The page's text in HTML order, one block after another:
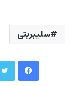
سلیبریتی
فیس بوک